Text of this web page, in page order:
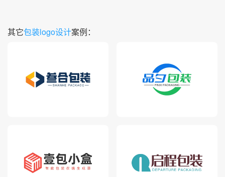
其它包装logo设计案例：